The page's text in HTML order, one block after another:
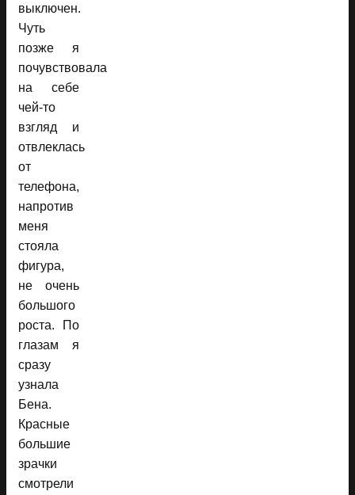
выключен.
Чуть
позже я
почувствовала
на себе
чей-то
взгляд и
отвлеклась
от
телефона,
напротив
меня
стояла
фигура,
не очень
большого
роста. По
глазам я
сразу
узнала
Бена.
Красные
большие
зрачки
смотрели